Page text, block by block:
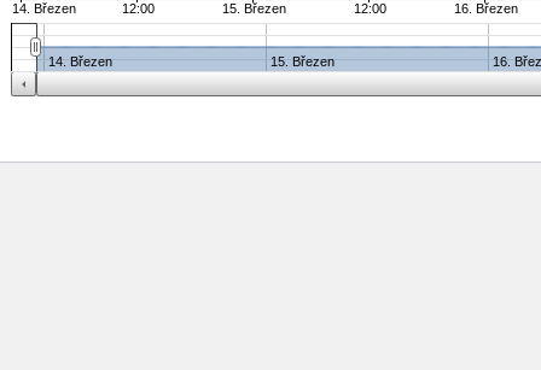
14. Březen 12:00 15. Březen 12:00 16. Březen
14. Březen 15. Březen 16.